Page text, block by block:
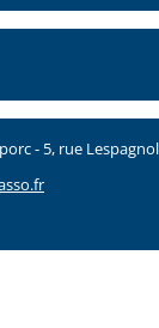
- 5, rue